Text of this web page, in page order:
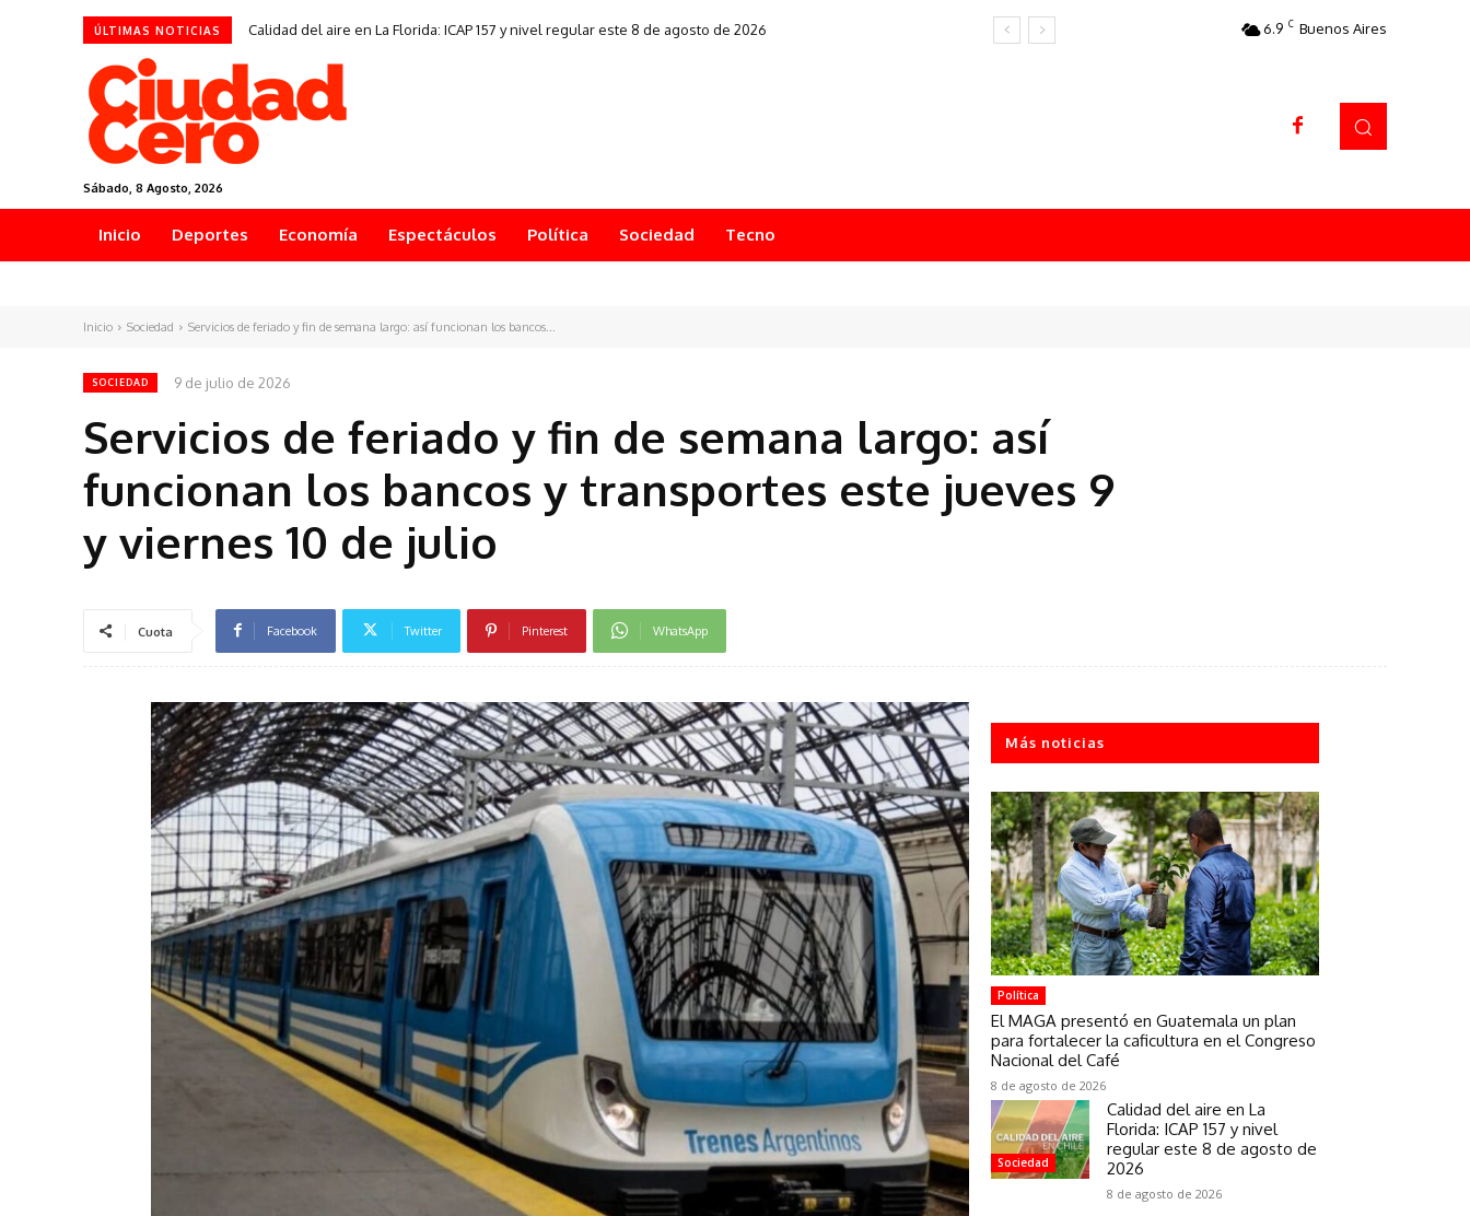
ÚLTIMAS NOTICIAS Calidad del aire en La Florida: ICAP 157 y nivel regular este 8 de agosto de 2026 6.9 C Buenos Aires
Sábado, 8 Agosto, 2026
Inicio Deportes Economía Espectáculos Política Sociedad Tecno
Inicio Sociedad Servicios de feriado y fin de semana largo: así funcionan los bancos...
SOCIEDAD 9 de julio de 2026
Servicios de feriado y fin de semana largo: así
funcionan los bancos y transportes este jueves 9
y viernes 10 de julio
Cuota Facebook Twitter Pinterest WhatsApp
Más noticias
Política
El MAGA presentó en Guatemala un plan
para fortalecer la caficultura en el Congreso
Nacional del Café
8 de agosto de 2026
Sociedad
Calidad del aire en La
Florida: ICAP 157 y nivel
regular este 8 de agosto de
2026
8 de agosto de 2026